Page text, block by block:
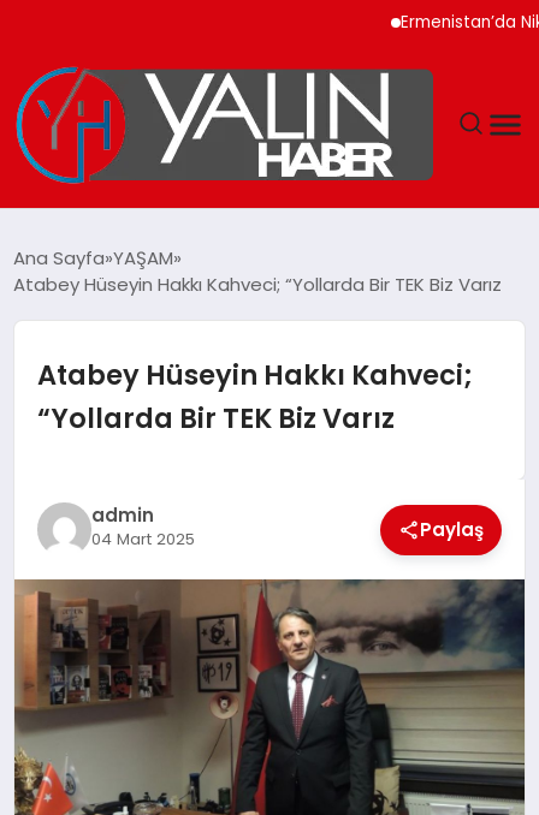
Ermenistan’da Nikol
SPOR
DÜNYA
EKONOMİ
EĞİTİM
TEKNOLOJİ
MAGAZİN
SAĞLIK
Ana Sayfa YAŞAM
Atabey Hüseyin Hakkı Kahveci; “Yollarda Bir TEK Biz Varız
Atabey Hüseyin Hakkı Kahveci;
“Yollarda Bir TEK Biz Varız
admin
04 Mart 2025 Paylaş